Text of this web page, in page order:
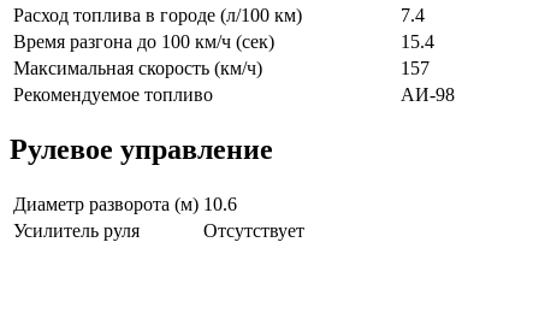
Расход топлива в городе (л/100 км)
7.4
Время разгона до 100 км/ч (сек)
15.4
Максимальная скорость (км/ч)
157
Рекомендуемое топливо
АИ-98
Рулевое управление
Диаметр разворота (м) 10.6
Усилитель руля
Отсутствует